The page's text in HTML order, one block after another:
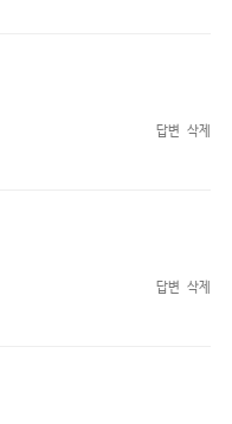
답변 삭제
답변 삭제